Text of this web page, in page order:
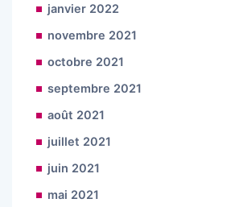
janvier 2022
novembre 2021
octobre 2021
septembre 2021
août 2021
juillet 2021
juin 2021
mai 2021